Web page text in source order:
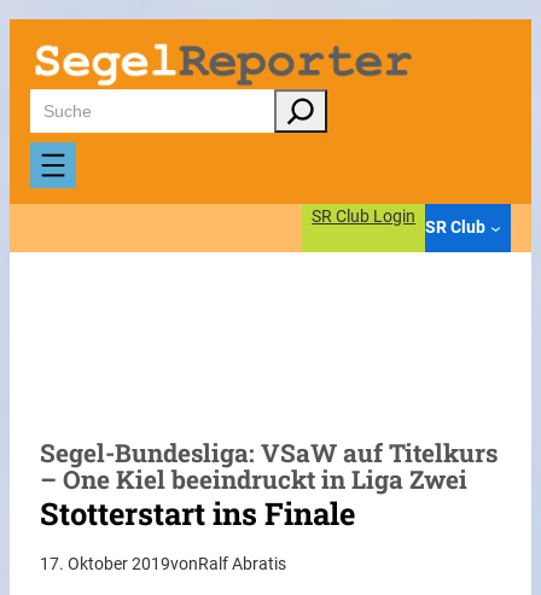
Zum
Inhalt
springen
Suchen
SR Club Login
SR Club
Segel-Bundesliga: VSaW auf Titelkurs
– One Kiel beeindruckt in Liga Zwei
Stotterstart ins Finale
17. Oktober 2019vonRalf Abratis